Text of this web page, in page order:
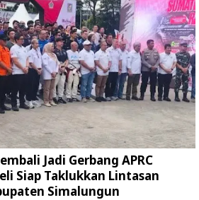
Jadi Gerbang APRC
Siap Taklukkan Lintasan
Simalungun